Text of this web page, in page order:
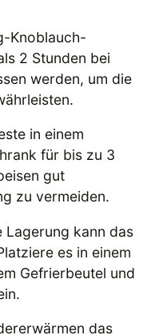
Knoblauch-
2 Stunden bei
werden, um die
in einem
für bis zu 3
gut
zu vermeiden.
Lagerung kann das
es in einem
Gefrierbeutel und
das